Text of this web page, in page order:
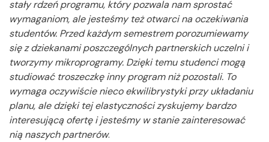
stały rdzeń programu, który pozwala nam sprostać
wymaganiom, ale jesteśmy też otwarci na oczekiwania
studentów. Przed każdym semestrem porozumiewamy
się z dziekanami poszczególnych partnerskich uczelni i
tworzymy mikroprogramy. Dzięki temu studenci mogą
studiować troszeczkę inny program niż pozostali. To
wymaga oczywiście nieco ekwilibrystyki przy układaniu
planu, ale dzięki tej elastyczności zyskujemy bardzo
interesującą ofertę i jesteśmy w stanie zainteresować
nią naszych partnerów.